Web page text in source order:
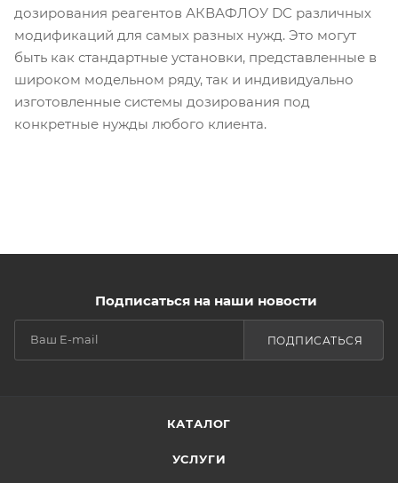
дозирования реагентов АКВАФЛОУ DC различных
модификаций для самых разных нужд. Это могут
быть как стандартные установки, представленные в
широком модельном ряду, так и индивидуально
изготовленные системы дозирования под
конкретные нужды любого клиента.
Подписаться на наши новости
ПОДПИСАТЬСЯ
КАТАЛОГ
УСЛУГИ